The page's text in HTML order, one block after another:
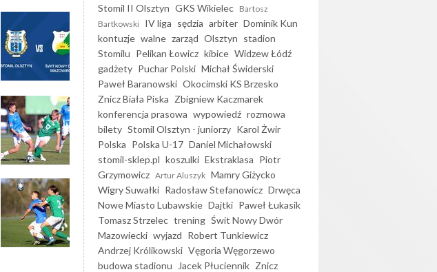
Stomil II Olsztyn GKS Wikielec Bartosz
Bartkowski IV liga sędzia arbiter Dominik Kun
kontuzje walne zarząd Olsztyn stadion
Stomilu Pelikan Łowicz kibice Widzew Łódź
gadżety Puchar Polski Michał Świderski
Paweł Baranowski Okocimski KS Brzesko
Znicz Biała Piska Zbigniew Kaczmarek
konferencja prasowa wypowiedź rozmowa
bilety Stomil Olsztyn - juniorzy Karol Żwir
Polska Polska U-17 Daniel Michałowski
stomil-sklep.pl koszulki Ekstraklasa Piotr
Grzymowicz Artur Aluszyk Mamry Giżycko
Wigry Suwałki Radosław Stefanowicz Drwęca
Nowe Miasto Lubawskie Dajtki Paweł Łukasik
Tomasz Strzelec trening Świt Nowy Dwór
Mazowiecki wyjazd Robert Tunkiewicz
Andrzej Królikowski Vęgoria Węgorzewo
budowa stadionu
Jacek Płuciennik Znicz